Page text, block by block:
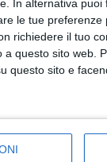
In alternativa
le tue preferenze
richiedere il tuo
a questo sito web.
questo sito e
che il colosso
le emissioni
una
supply
possano